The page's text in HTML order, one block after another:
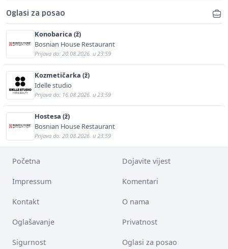
Oglasi za posao
Konobarica (ž)
Bosnian House Restaurant
Prijava do: 20.08.2026. u 23:59
Kozmetičarka (ž)
Idelle studio
Prijava do: 16.08.2026. u 23:59
Hostesa (ž)
Bosnian House Restaurant
Prijava do: 20.08.2026. u 23:59
Početna Dojavite vijest
Impressum Komentari
Kontakt O nama
Oglašavanje Privatnost
Sigurnost Oglasi za posao